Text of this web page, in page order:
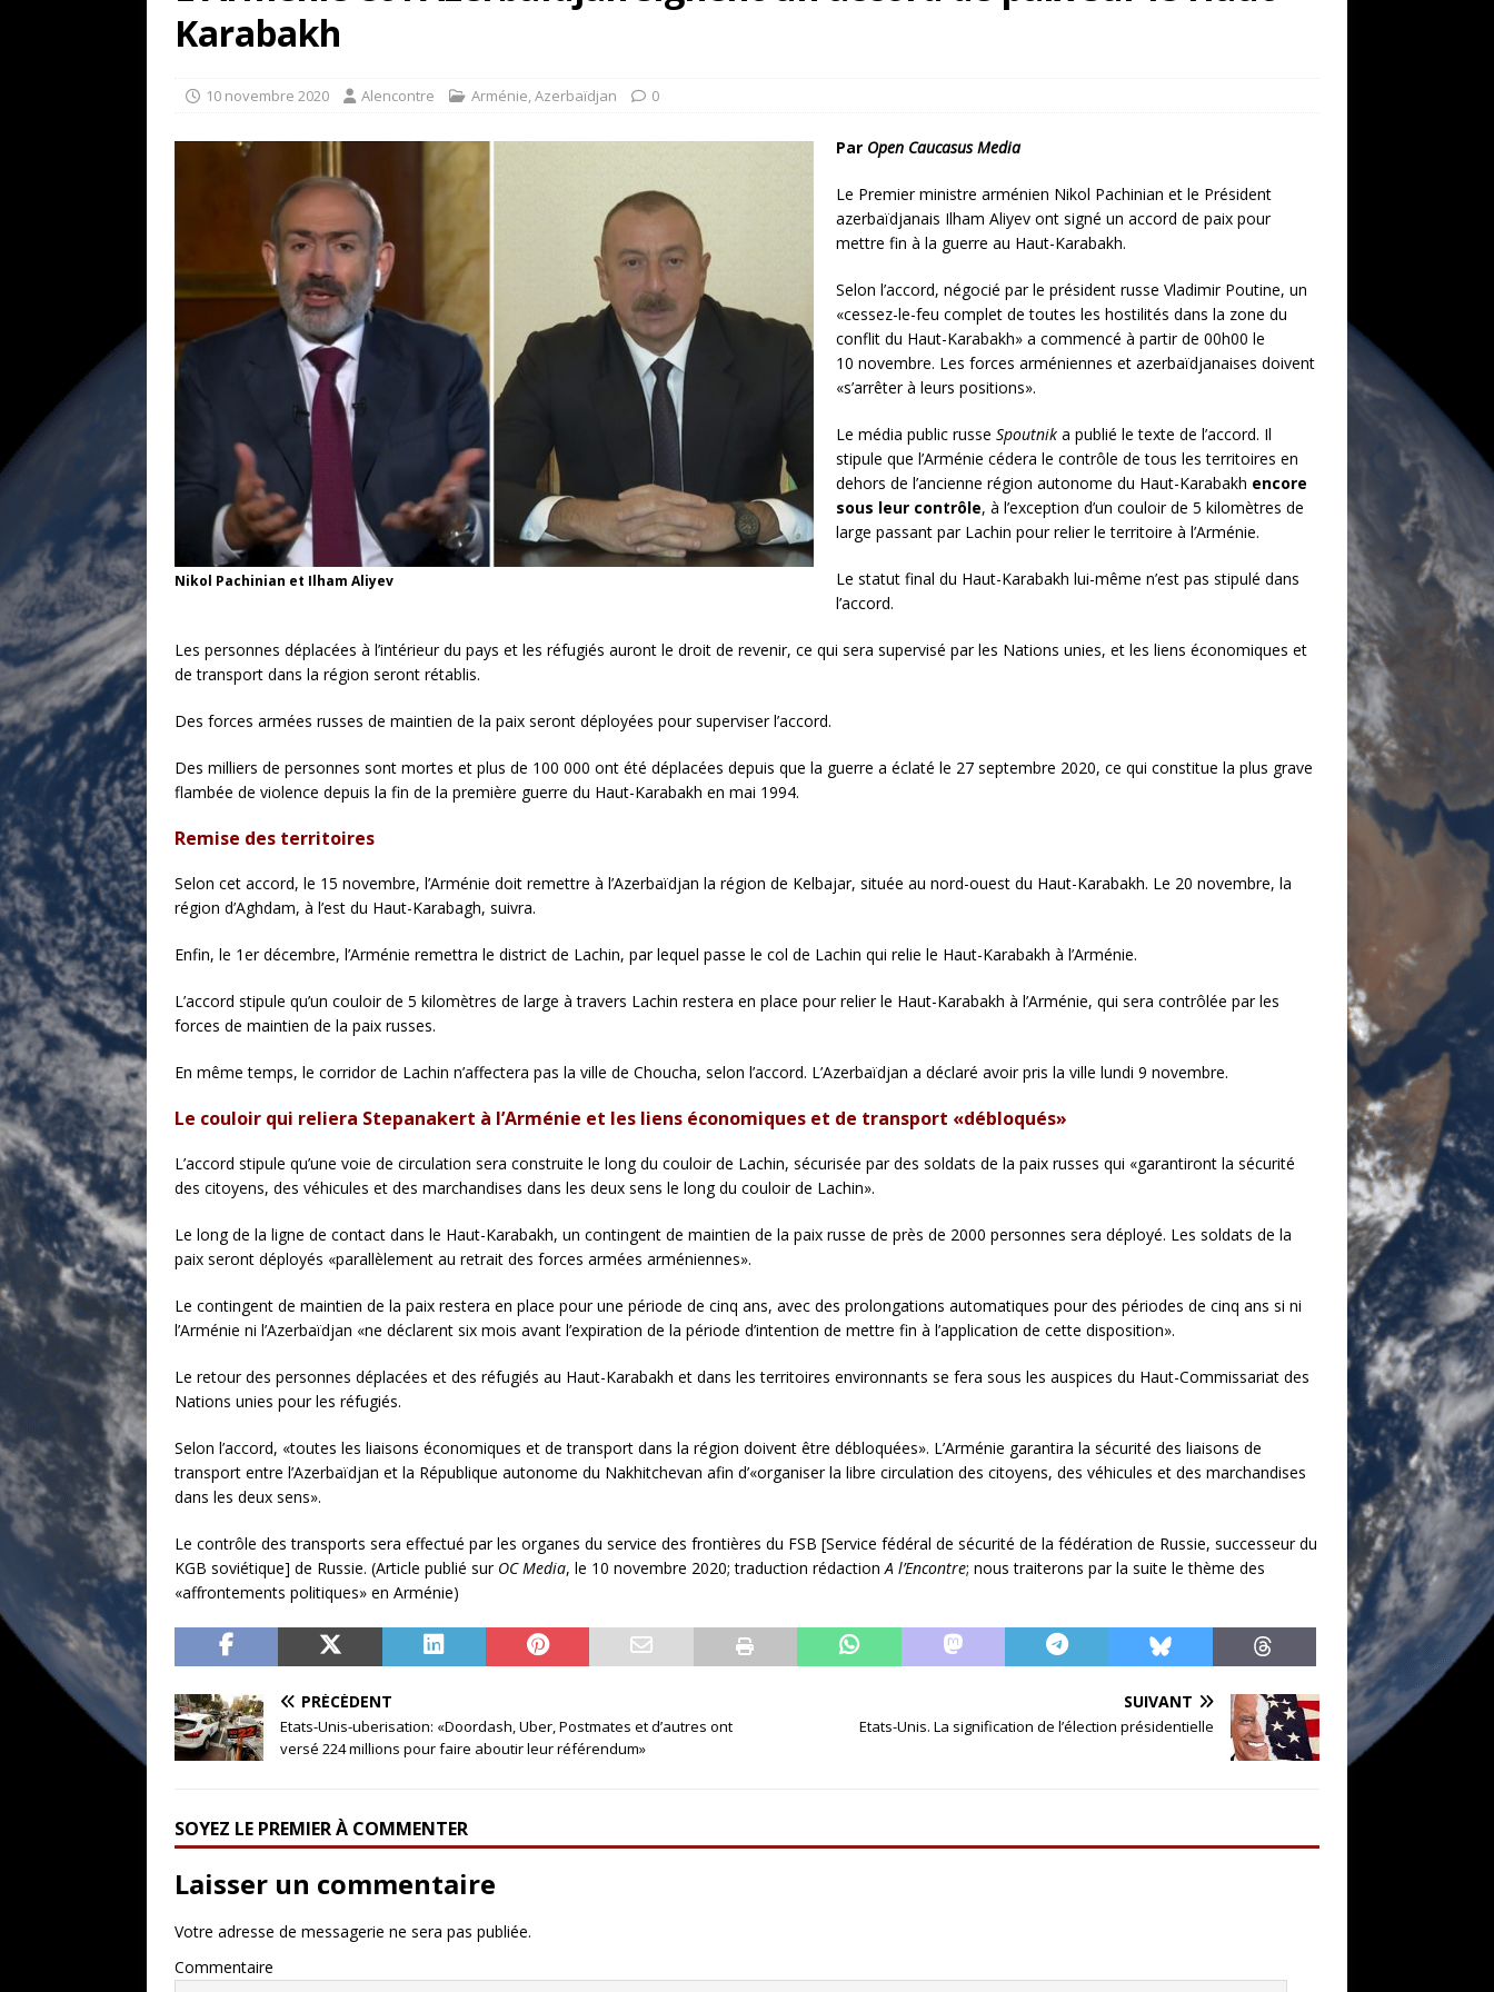
«Le discours de Trump sur la “fraude électorale” était une blague de mauvais
goût… et une menace»
[ 17 juillet 2026 ]
Iran. Le retour de l’option militaire
Karabakh
10 novembre 2020 Alencontre Arménie,Azerbaïdjan 0
Nikol Pachinian et Ilham Aliyev
Par Open Caucasus Media
Le Premier ministre arménien Nikol Pachinian et le Président
azerbaïdjanais Ilham Aliyev ont signé un accord de paix pour
mettre fin à la guerre au Haut-Karabakh.
Selon l’accord, négocié par le président russe Vladimir Poutine, un
«cessez-le-feu complet de toutes les hostilités dans la zone du
conflit du Haut-Karabakh» a commencé à partir de 00h00 le
10 novembre. Les forces arméniennes et azerbaïdjanaises doivent
«s’arrêter à leurs positions».
Le média public russe Spoutnik a publié le texte de l’accord. Il
stipule que l’Arménie cédera le contrôle de tous les territoires en
dehors de l’ancienne région autonome du Haut-Karabakh encore
sous leur contrôle, à l’exception d’un couloir de 5 kilomètres de
large passant par Lachin pour relier le territoire à l’Arménie.
Le statut final du Haut-Karabakh lui-même n’est pas stipulé dans
l’accord.
Les personnes déplacées à l’intérieur du pays et les réfugiés auront le droit de revenir, ce qui sera supervisé par les Nations unies, et les liens économiques et
de transport dans la région seront rétablis.
Des forces armées russes de maintien de la paix seront déployées pour superviser l’accord.
Des milliers de personnes sont mortes et plus de 100 000 ont été déplacées depuis que la guerre a éclaté le 27 septembre 2020, ce qui constitue la plus grave
flambée de violence depuis la fin de la première guerre du Haut-Karabakh en mai 1994.
Remise des territoires
Selon cet accord, le 15 novembre, l’Arménie doit remettre à l’Azerbaïdjan la région de Kelbajar, située au nord-ouest du Haut-Karabakh. Le 20 novembre, la
région d’Aghdam, à l’est du Haut-Karabagh, suivra.
Enfin, le 1er décembre, l’Arménie remettra le district de Lachin, par lequel passe le col de Lachin qui relie le Haut-Karabakh à l’Arménie.
L’accord stipule qu’un couloir de 5 kilomètres de large à travers Lachin restera en place pour relier le Haut-Karabakh à l’Arménie, qui sera contrôlée par les
forces de maintien de la paix russes.
En même temps, le corridor de Lachin n’affectera pas la ville de Choucha, selon l’accord. L’Azerbaïdjan a déclaré avoir pris la ville lundi 9 novembre.
Le couloir qui reliera Stepanakert à l’Arménie et les liens économiques et de transport «débloqués»
L’accord stipule qu’une voie de circulation sera construite le long du couloir de Lachin, sécurisée par des soldats de la paix russes qui «garantiront la sécurité
des citoyens, des véhicules et des marchandises dans les deux sens le long du couloir de Lachin».
Le long de la ligne de contact dans le Haut-Karabakh, un contingent de maintien de la paix russe de près de 2000 personnes sera déployé. Les soldats de la
paix seront déployés «parallèlement au retrait des forces armées arméniennes».
Le contingent de maintien de la paix restera en place pour une période de cinq ans, avec des prolongations automatiques pour des périodes de cinq ans si ni
l’Arménie ni l’Azerbaïdjan «ne déclarent six mois avant l’expiration de la période d’intention de mettre fin à l’application de cette disposition».
Le retour des personnes déplacées et des réfugiés au Haut-Karabakh et dans les territoires environnants se fera sous les auspices du Haut-Commissariat des
Nations unies pour les réfugiés.
Selon l’accord, «toutes les liaisons économiques et de transport dans la région doivent être débloquées». L’Arménie garantira la sécurité des liaisons de
transport entre l’Azerbaïdjan et la République autonome du Nakhitchevan afin d’«organiser la libre circulation des citoyens, des véhicules et des marchandises
dans les deux sens».
Le contrôle des transports sera effectué par les organes du service des frontières du FSB [Service fédéral de sécurité de la fédération de Russie, successeur du
KGB soviétique] de Russie. (Article publié sur OC Media, le 10 novembre 2020; traduction rédactionA l’Encontre; nous traiterons par la suite le thème des
«affrontements politiques» en Arménie)
PRÉCÉDENT
Etats-Unis-uberisation: «Doordash, Uber, Postmates et d’autres ont
versé 224 millions pour faire aboutir leur référendum»
SUIVANT
Etats-Unis. La signification de l’élection présidentielle
SOYEZ LE PREMIER À COMMENTER
Laisser un commentaire
Votre adresse de messagerie ne sera pas publiée.
Commentaire